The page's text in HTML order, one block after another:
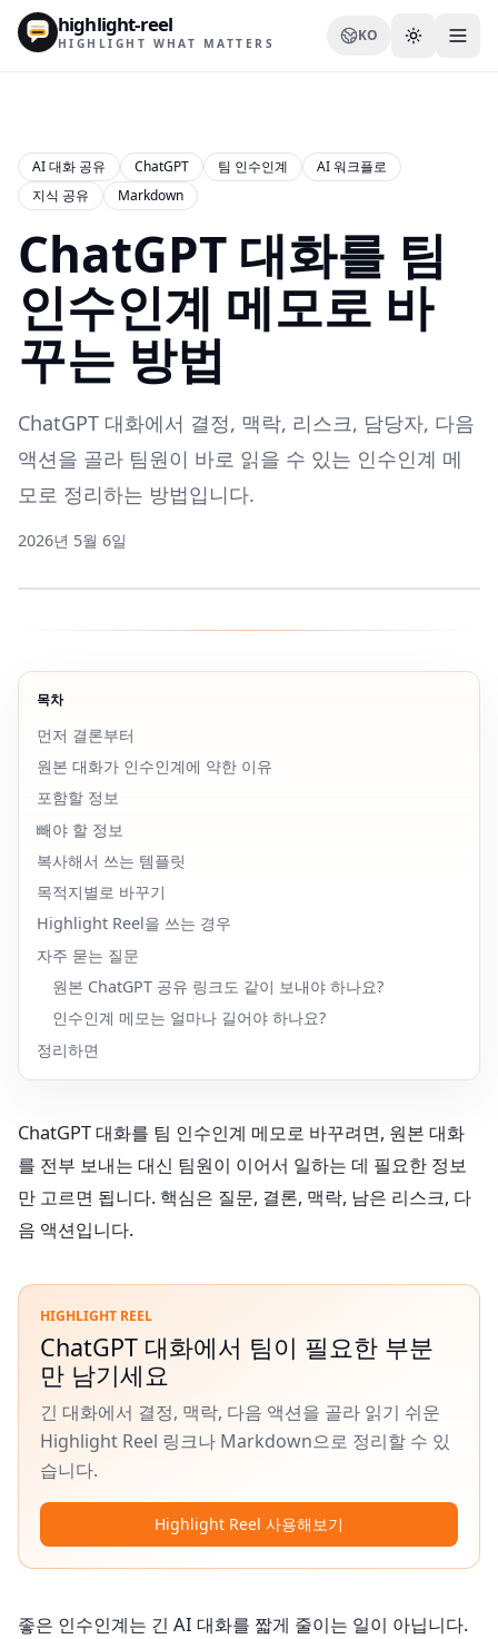
highlight-reel
HIGHLIGHT WHAT MATTERS KO
리소스
블로그
비교
템플릿
사용 사례
확장 프로그램
AI 대화 공유 ChatGPT 팀 인수인계
AI 워크플로
지식 공유
Markdown
ChatGPT 대화를 팀
인수인계 메모로 바
꾸는 방법
ChatGPT 대화에서 결정, 맥락, 리스크, 담당자, 다음
액션을 골라 팀원이 바로 읽을 수 있는 인수인계 메
모로 정리하는 방법입니다.
2026년 5월 6일
목차
먼저 결론부터
원본 대화가 인수인계에 약한 이유
포함할 정보
빼야 할 정보
복사해서 쓰는 템플릿
목적지별로 바꾸기
Highlight Reel을 쓰는 경우
자주 묻는 질문
원본 ChatGPT 공유 링크도 같이 보내야 하나요?
인수인계 메모는 얼마나 길어야 하나요?
정리하면
ChatGPT 대화를 팀 인수인계 메모로 바꾸려면, 원본 대화
를 전부 보내는 대신 팀원이 이어서 일하는 데 필요한 정보
만 고르면 됩니다. 핵심은 질문, 결론, 맥락, 남은 리스크, 다
음 액션입니다.
HIGHLIGHT REEL
ChatGPT 대화에서 팀이 필요한 부분
만 남기세요
긴 대화에서 결정, 맥락, 다음 액션을 골라 읽기 쉬운
Highlight Reel 링크나 Markdown으로 정리할 수 있
습니다.
Highlight Reel 사용해보기
좋은 인수인계는 긴 AI 대화를 짧게 줄이는 일이 아닙니다.